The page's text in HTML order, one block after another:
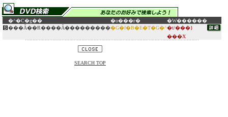
�^�C�g�� �o���ғ�
�W������
���Ȃ��Ɍ����Ȃ����������G�f�B�E�T�G�^�t/���}
���X
SEARCH TOP